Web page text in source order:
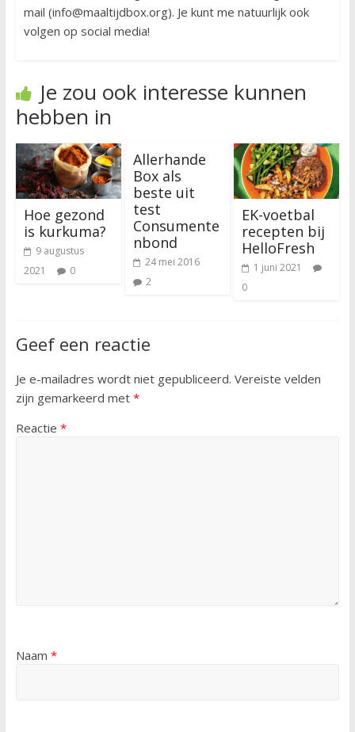
mail (info@maaltijdbox.org). Je kunt me natuurlijk ook
volgen op social media!
Je zou ook interesse kunnen
hebben in
Hoe gezond
is kurkuma?
9 augustus
2021
0
Allerhande
Box als
beste uit
test
Consumente
nbond
24 mei 2016
2
EK-voetbal
recepten bij
HelloFresh
1 juni 2021
0
Geef een reactie
Je e-mailadres wordt niet gepubliceerd. Vereiste velden
zijn gemarkeerd met *
Reactie *
Naam *